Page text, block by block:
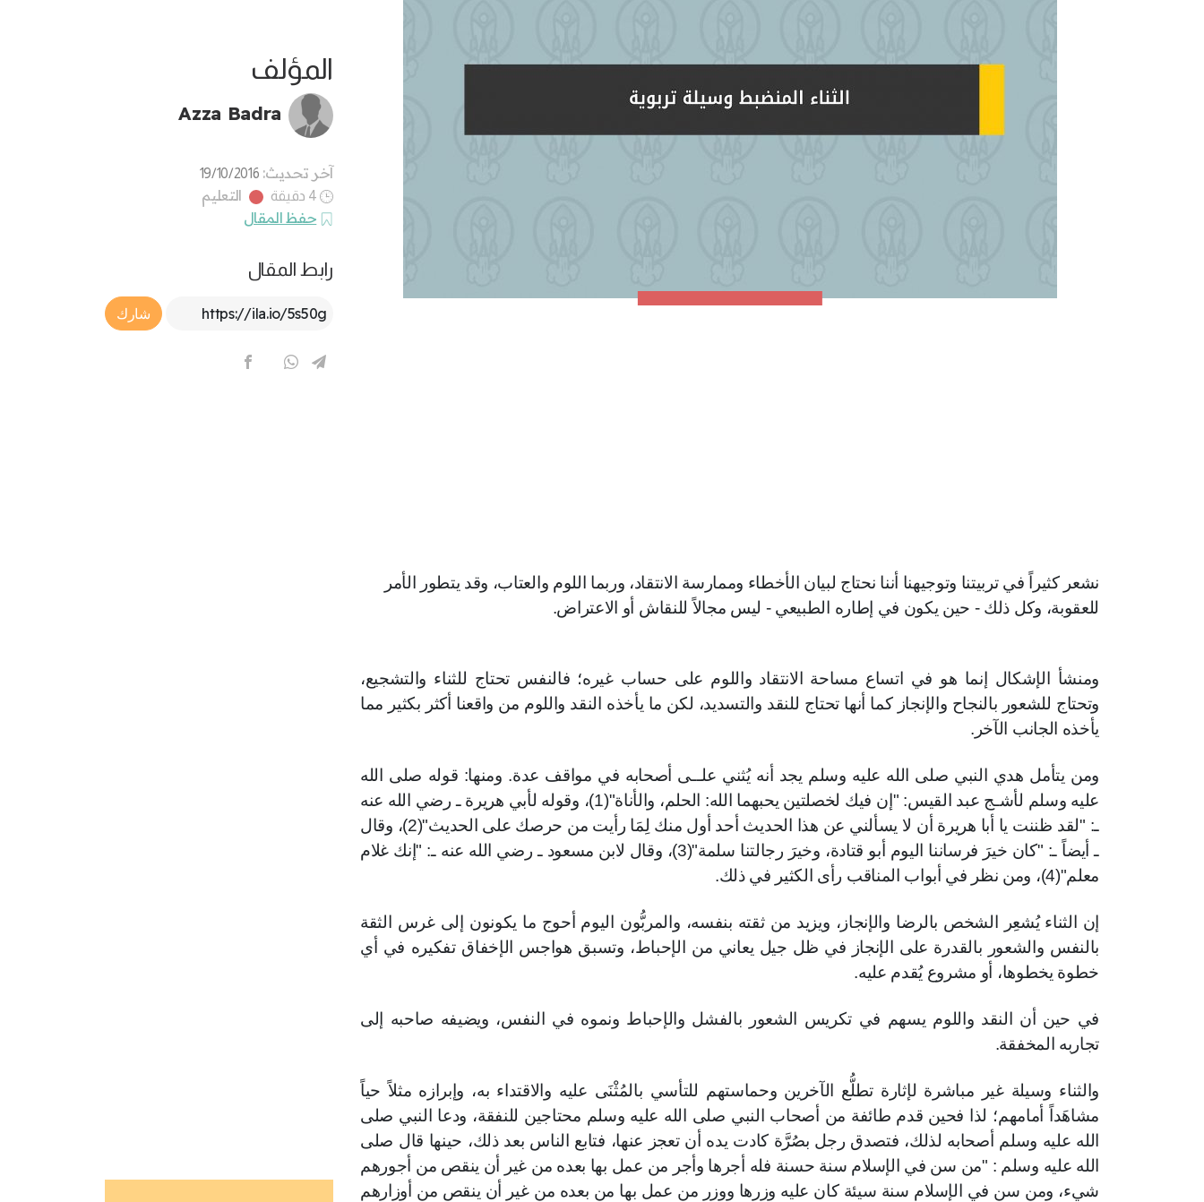
نشعر كثيراً في تربيتنا وتوجيهنا أننا نحتاج لبيان الأخطاء وممارسة الانتقاد، وربما اللوم والعتاب، وقد يتطور الأمر
للعقوبة، وكل ذلك - حين يكون في إطاره الطبيعي - ليس مجالاً للنقاش أو الاعتراض.
المؤلف
Azza Badra
آخر تحديث: 19/10/2016
4 دقيقة
التعليم
حفظ المقال
رابط المقال
Article Link
شارك
ومنشأ الإشكال إنما هو في اتساع مساحة الانتقاد واللوم على حساب غيره؛ فالنفس تحتاج للثناء والتشجيع،
وتحتاج للشعور بالنجاح والإنجاز كما أنها تحتاج للنقد والتسديد، لكن ما يأخذه النقد واللوم من واقعنا أكثر بكثير مما
يأخذه الجانب الآخر .
ومن يتأمل هدي النبي صلى الله عليه وسلم يجد أنه يُثني علــى أصحابه في مواقف عدة. ومنها: قوله صلى الله
عليه وسلم لأشـج عبد القيس: "إن فيك لخصلتين يحبهما الله: الحلم، والأناة"(1)، وقوله لأبي هريرة ـ رضي الله عنه
ـ: "لقد ظننت يا أبا هريرة أن لا يسألني عن هذا الحديث أحد أول منك لِمَا رأيت من حرصك على الحديث"(2)، وقال
ـ أيضاً ـ: "كان خيرَ فرساننا اليوم أبو قتادة، وخيرَ رجالتنا سلمة"(3)، وقال لابن مسعود ـ رضي الله عنه ـ: "إنك غلام
معلم"(4)، ومن نظر في أبواب المناقب رأى الكثير في ذلك
.
إن الثناء يُشعِر الشخص بالرضا والإنجاز، ويزيد من ثقته بنفسه، والمربُّون اليوم أحوج ما يكونون إلى غرس الثقة
بالنفس والشعور بالقدرة على الإنجاز في ظل جيل يعاني من الإحباط، وتسبق هواجس الإخفاق تفكيره في أي
خطوة يخطوها، أو مشروع يُقدم عليه.
في حين أن النقد واللوم يسهم في تكريس الشعور بالفشل والإحباط ونموه في النفس، ويضيفه صاحبه إلى
تجاربه المخفقة.
والثناء وسيلة غير مباشرة لإثارة تطلُّع الآخرين وحماستهم للتأسي بالمُثْنَى عليه والاقتداء به، وإبرازه مثلاً حياً
مشاهَداً أمامهم؛ لذا فحين قدم طائفة من أصحاب النبي صلى الله عليه وسلم محتاجين للنفقة، ودعا النبي صلى
الله عليه وسلم أصحابه لذلك، فتصدق رجل بصُرَّة كادت يده أن تعجز عنها، فتابع الناس بعد ذلك، حينها قال صلى
الله عليه وسلم : "من سن في الإسلام سنة حسنة فله أجرها وأجر من عمل بها بعده من غير أن ينقص من أجورهم
شيء، ومن سن في الإسلام سنة سيئة كان عليه وزرها ووزر من عمل بها من بعده من غير أن ينقص من أوزارهم